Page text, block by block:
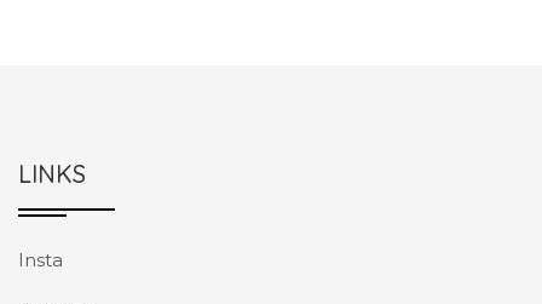
LINKS
Insta